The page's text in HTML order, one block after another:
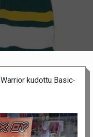
Warrior kudottu Basic-